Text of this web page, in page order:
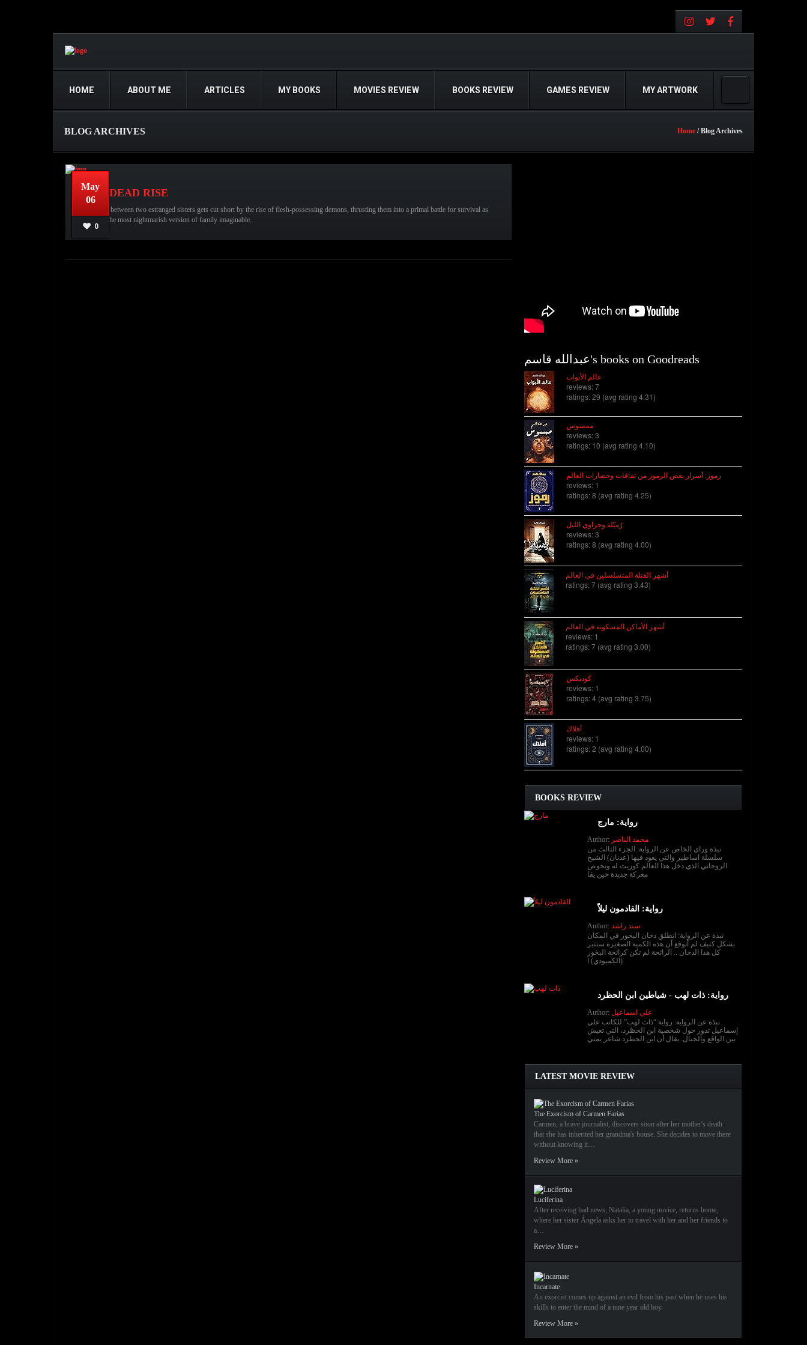
HOME ABOUT ME ARTICLES MY BOOKS MOVIES REVIEW BOOKS REVIEW GAMES REVIEW MY ARTWORK
BLOG ARCHIVES Home / Blog Archives
May
06
0
EVIL DEAD RISE
A reunion between two estranged sisters gets cut short by the rise of flesh-possessing demons, thrusting them into a primal battle for survival as
they face the most nightmarish version of family imaginable.
عبدالله قاسم No comments the Evil Dead,Evil Dead,
عبدالله قاسم's books on Goodreads
عالم الأبواب
reviews: 7
ratings: 29 (avg rating 4.31)
ممسوس
reviews: 3
ratings: 10 (avg rating 4.10)
رموز: أسرار بعض الرموز من ثقافات وحضارات العالم
reviews: 1
ratings: 8 (avg rating 4.25)
رُميّلة وحزاوي الليل
reviews: 3
ratings: 8 (avg rating 4.00)
أشهر القتلة المتسلسلين في العالم
ratings: 7 (avg rating 3.43)
أشهر الأماكن المسكونة في العالم
reviews: 1
ratings: 7 (avg rating 3.00)
كوديكس
reviews: 1
ratings: 4 (avg rating 3.75)
أفلاك
reviews: 1
ratings: 2 (avg rating 4.00)
BOOKS REVIEW
رواية: مارج
Author: محمد الناصر
نبذة وراي الخاص عن الرواية: الجزء الثالث من
سلسلة اساطير والتي يعود فيها (عدنان) الشيخ
الروحاني الذي دخل هذا العالم كوريث له ويخوض
معركة جديدة حين يقا
رواية: القادمون ليلاً
Author: سند راشد
نبذة عن الرواية: انطلق دخان البخور في المكان
بشكل كثيف لم أتوقع أن هذه الكمية الصغيرة ستثير
كل هذا الدخان .. الرائحة لم تكن كرائحة البخور
(الكمبودي) ا
رواية: ذات لهب - شياطين ابن الحظرد
Author: علي اسماعيل
نبذة عن الرواية: رواية “ذات لهب” للكاتب علي
إسماعيل تدور حول شخصية ابن الحظرد، التي تعيش
بين الواقع والخيال. يقال أن ابن الحظرد شاعر يمني
LATEST MOVIE REVIEW
The Exorcism of Carmen Farias
Carmen, a brave journalist, discovers soon after her mother's death
that she has inherited her grandma's house. She decides to move there
without knowing it…
Review More »
Luciferina
After receiving bad news, Natalia, a young novice, returns home,
where her sister Ángela asks her to travel with her and her friends to
a…
Review More »
Incarnate
An exorcist comes up against an evil from his past when he uses his
skills to enter the mind of a nine year old boy.
Review More »